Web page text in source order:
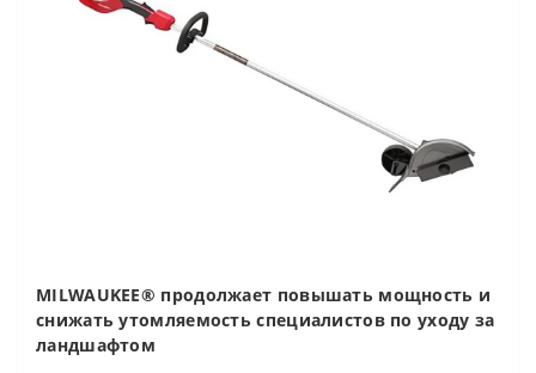
MILWAUKEE® продолжает повышать мощность и
снижать утомляемость специалистов по уходу за
ландшафтом